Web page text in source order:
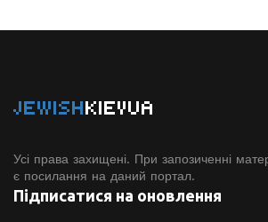
JEWISHKIEVUA
Усі права захищені. При запозиченні
є посилання на даний портал.
Підписатися на оновлення